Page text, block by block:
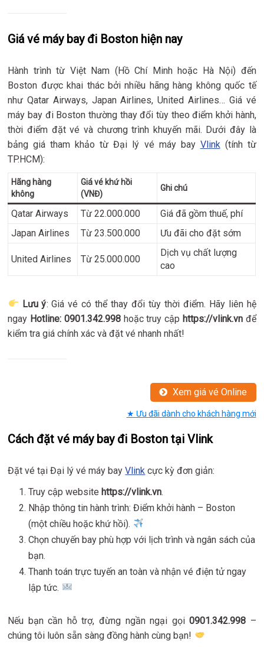
Giá vé máy bay đi Boston hiện nay
Hành trình từ Việt Nam (Hồ Chí Minh hoặc Hà Nội) đến
Boston được khai thác bởi nhiều hãng hàng không quốc tế
như Qatar Airways, Japan Airlines, United Airlines… Giá vé
máy bay đi Boston thường thay đổi tùy theo điểm khởi hành,
thời điểm đặt vé và chương trình khuyến mãi. Dưới đây là
bảng giá tham khảo từ Đại lý vé máy bay Vlink (tính từ
TP.HCM):
Hãng hàng
không
Giá vé khứ hồi
(VNĐ)
Ghi chú
Qatar Airways Từ 22.000.000
Giá đã gồm thuế, phí
Japan Airlines
Từ 23.500.000 Ưu đãi cho đặt sớm
United Airlines Từ 25.000.000
Dịch vụ chất lượng
cao
Lưu ý: Giá vé có thể thay đổi tùy thời điểm. Hãy liên hệ
ngay Hotline: 0901.342.998hoặc truy cập https://vlink.vnđể
kiểm tra giá chính xác và đặt vé nhanh nhất!
Xem giá vé Online
★ Ưu đãi dành cho khách hàng mới
Cách đặt vé máy bay đi Boston tại Vlink
Đặt vé tại Đại lý vé máy bayVlink cực kỳ đơn giản:
Truy cập website https://vlink.vn.
Nhập thông tin hành trình: Điểm khởi hành – Boston
(một chiều hoặc khứ hồi).
Chọn chuyến bay phù hợp với lịch trình và ngân sách của
bạn.
Thanh toán trực tuyến an toàn và nhận vé điện tử ngay
lập tức.
Nếu bạn cần hỗ trợ, đừng ngần ngại gọi0901.342.998 –
chúng tôi luôn sẵn sàng đồng hành cùng bạn!